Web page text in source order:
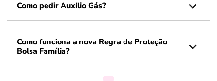
Como pedir Auxílio Gás?
Como funciona a nova Regra de Proteção
Bolsa Família?